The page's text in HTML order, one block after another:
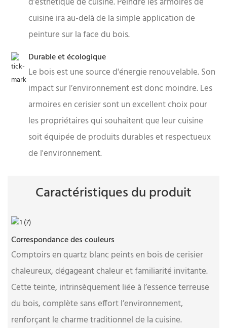
cuisine ira au-delà de la simple application de
peinture sur la face du bois.
Durable et écologique
Le bois est une source d'énergie renouvelable. Son
impact sur l’environnement est donc moindre. Les
armoires en cerisier sont un excellent choix pour
les propriétaires qui souhaitent que leur cuisine
soit équipée de produits durables et respectueux
de l'environnement.
Caractéristiques du produit
Correspondance des couleurs
Comptoirs en quartz blanc peints en bois de cerisier
chaleureux, dégageant chaleur et familiarité invitante.
Cette teinte, intrinsèquement liée à l’essence terreuse
du bois, complète sans effort l’environnement,
renforçant le charme traditionnel de la cuisine.